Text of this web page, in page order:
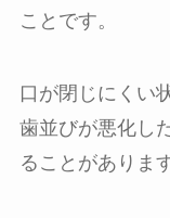
ことです。
口が閉じにくい
歯並びが悪化し
ることがあります